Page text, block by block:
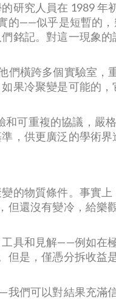
研究人員在 1989 年
的——似乎是短暫的
銘記。對這一現象
們橫跨多個實驗室，
果冷聚變是可能的
可重複的協議，嚴
，供更廣泛的學術
的物質條件。事實
還沒有變冷，給樂
具和見解——例如在
是，僅憑分拆收益
們可以對結果充滿